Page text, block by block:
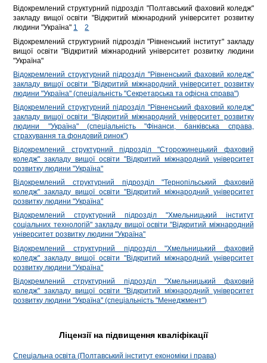
Відокремлений структурний підрозділ "Полтавський фаховий коледж"
закладу вищої освіти "Відкритий міжнародний університет розвитку
людини "Україна" 1
2
Відокремлений структурний підрозділ "Рівненський інститут" закладу
вищої освіти "Відкритий міжнародний університет розвитку людини
"Україна"
Відокремлений структурний підрозділ "Рівненський фаховий коледж"
закладу вищої освіти "Відкритий міжнародний університет розвитку
людини "Україна" (спеціальність "Секретарська та офісна справа")
Відокремлений структурний підрозділ "Рівненський фаховий коледж"
закладу вищої освіти "Відкритий міжнародний університет розвитку
людини "Україна" (спеціальність "Фінанси, банківська справа,
страхування та фондовий ринок")
Відокремлений структурний підрозділ "Сторожинецький фаховий
коледж" закладу вищої освіти "Відкритий міжнародний університет
розвитку людини "Україна"
Відокремлений структурний підрозділ "Тернопільський фаховий
коледж" закладу вищої освіти "Відкритий міжнародний університет
розвитку людини "Україна"
Відокремлений структурний підрозділ "Хмельницький інститут
соціальних технологій" закладу вищої освіти "Відкритий міжнародний
університет розвитку людини "Україна"
Відокремлений структурний підрозділ "Хмельницький фаховий
коледж" закладу вищої освіти "Відкритий міжнародний університет
розвитку людини "Україна"
Відокремлений структурний підрозділ "Хмельницький фаховий
коледж" закладу вищої освіти "Відкритий міжнародний університет
розвитку людини "Україна" (спеціальність "Менеджмент")
Ліцензії на підвищення кваліфікації
Спеціальна освіта (Полтавський інститут економіки і права)